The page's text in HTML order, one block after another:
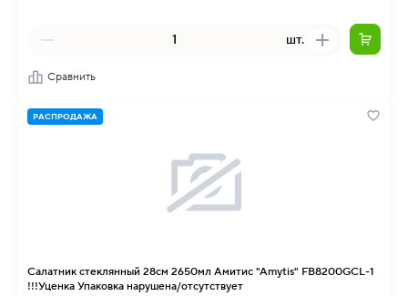
шт.
Сравнить
РАСПРОДАЖА
Салатник стеклянный 28см 2650мл Амитис "Amytis" FB8200GCL-1
!!!Уценка Упаковка нарушена/отсутствует